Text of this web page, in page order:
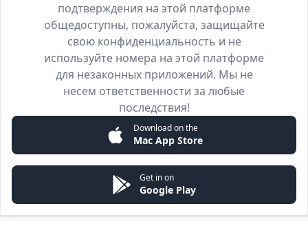
подтверждения на этой платформе
общедоступны, пожалуйста, защищайте
свою конфиденциальность и не
используйте номера на этой платформе
для незаконных приложений. Мы не
несем ответственности за любые
последствия!
Download on the
Mac App Store
Get in on
Google Play